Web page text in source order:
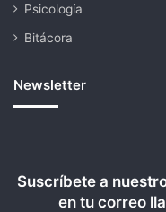
Psicología
Bitácora
Newsletter
Suscríbete a
en tu correo